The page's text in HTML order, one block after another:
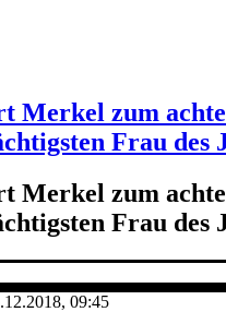
Merkel zum
Frau des
Merkel zum
Frau des
09:45